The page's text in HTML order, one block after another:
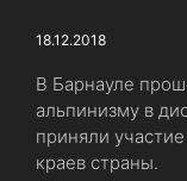
18.12.2018
В Барнауле
альпинизму в
приняли
краев страны.